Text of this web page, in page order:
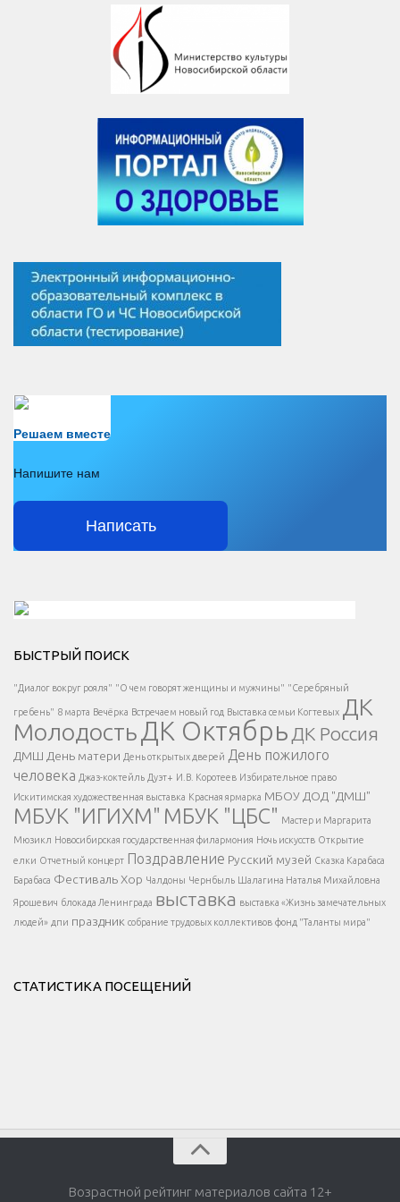
Решаем вместе
Напишите нам
Написать
Есть вопрос?
Напишите нам
</span >
Написать
</button >
</div >
</div > </div >
БЫСТРЫЙ ПОИСК
"Диалог вокруг рояля" "О чем говорят женщины и мужчины" "Серебряный
гребень" 8 марта Вечёрка Встречаем новый год Выставка семьи Когтевых ДК
МолодостьДК Октябрь ДК Россия
ДМШ День матери День открытых дверей День пожилого
человека Джаз-коктейль Дуэт+ И.В. Коротеев Избирательное право
Искитимская художественная выставка Красная ярмарка МБОУ ДОД "ДМШ"
МБУК "ИГИХМ" МБУК "ЦБС" Мастер и Маргарита
Мюзикл Новосибирская государственная филармония Ночь искусств Открытие
елки Отчетный концерт Поздравление Русский музей Сказка Карабаса
Барабаса Фестиваль Хор Чалдоны Чернбыль Шалагина Наталья Михайловна
Ярошевич блокада Ленинграда выставка выставка «Жизнь замечательных
людей» дпи праздник собрание трудовых коллективов фонд "Таланты мира"
СТАТИСТИКА ПОСЕЩЕНИЙ
Возрастной рейтинг материалов сайта 12+